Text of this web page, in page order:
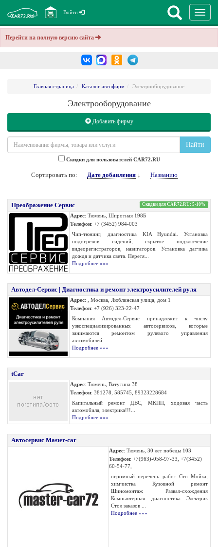
Перейти на полную версию сайта
Войти
Главная страница Каталог автофирм Электрооборудование
Электрооборудование
Добавить фирму
Найти
Cкидки для пользователей CAR72.RU
Сортировать по: Дате добавления↓ Названию
Преображение Сервис Скидки для CAR72.RU: 5-10%
Адрес: Тюмень, Широтная 198Б
Телефон: +7 (3452) 984-003
Чип-тюнинг, диагностика KIA Hyundai. Установка
подогревов сидений, скрытое подключение
видеорегистраторов, навигаторов. Установка датчика
дождя и датчика света. Перетя...
Подробнее »»»
Автодел-Сервис | Диагностика и ремонт электроусилителей руля
Адрес: , Москва, Люблинская улица, дом 1
Телефон: +7 (926) 323-22-47
Компания Автодел-Сервис принадлежит к числу
узкоспециализированных автосервисов, которые
занимаются ремонтом рулевого управления
автомобилей....
Подробнее »»»
tCar
Адрес: Тюмень, Ватутина 38
Телефон: 381278, 585745, 89323228684
Капитальный ремонт ДВС, МКПП, ходовая часть
автомобиля, электрика!!!...
Подробнее »»»
Автосервис Master-car
Адрес: Тюмень, 30 лет победы 103
Телефон: +7(963)-058-97-33, +7(3452)
60-54-77,
огромный перечень работ Сто Мойка,
химчистка Кузовной ремонт
Шиномонтаж Развал-схождения
Компьютерная диагностика Электрик
Стол заказов ...
Подробнее »»»